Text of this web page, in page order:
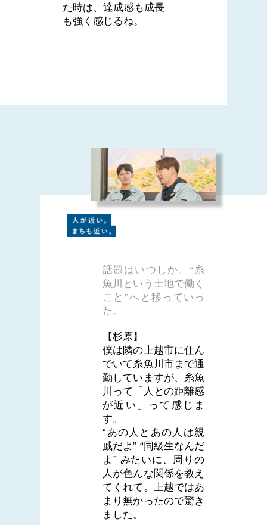
た時は、達成感も成長
も強く感じるね。
話題はいつしか、“糸
魚川という土地で働く
こと”へと移っていっ
た。
【杉原】
僕は隣の上越市に住ん
でいて糸魚川市まで通
勤していますが、糸魚
川って「人との距離感
が近い」って感じま
す。
“あの人とあの人は親
戚だよ” “同級生なんだ
よ” みたいに、周りの
人が色んな関係を教え
てくれて。上越ではあ
まり無かったので驚き
ました。